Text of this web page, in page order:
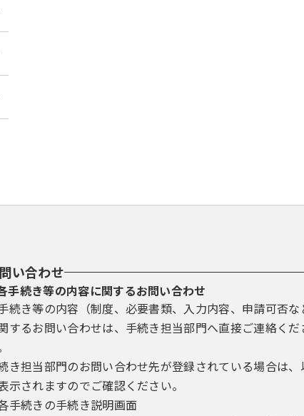
い合わせ
手続き等の内容に関するお問い合わせ
続き等の内容（制度、必要書類、入力内容、申請可否な
するお問い合わせは、手続き担当部門へ直接ご連絡くだ
き担当部門のお問い合わせ先が登録されている場合は、
示されますのでご確認ください。
手続きの手続き説明画面